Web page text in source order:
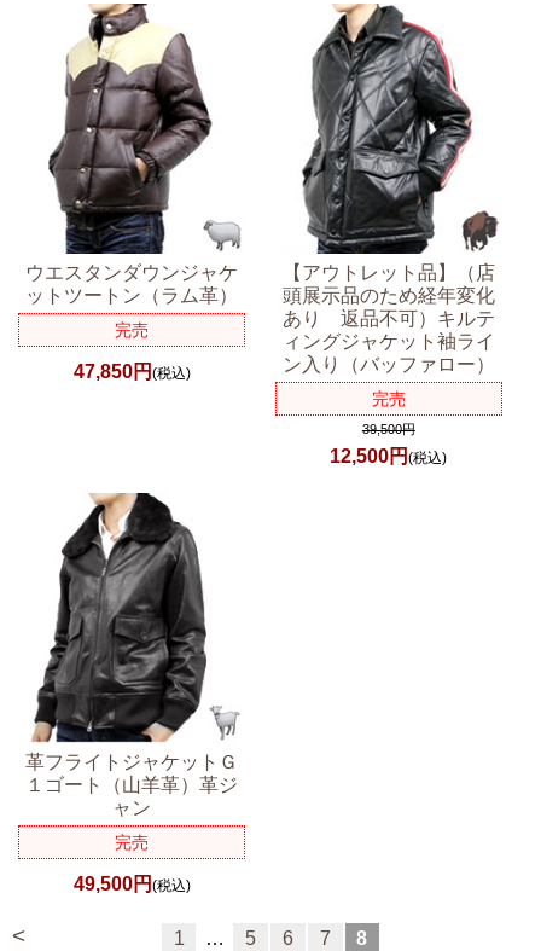
ウエスタンダウンジャケ
ットツートン（ラム革）
完売
47,850円 (税込)
【アウトレット品】（店
頭展示品のため経年変化
あり 返品不可）キルテ
ィングジャケット袖ライ
ン入り（バッファロー）
完売
39,500円
12,500円(税込)
革フライトジャケットＧ
１ゴート（山羊革）革ジ
ャン
完売
49,500円 (税込)
< 1 … 5 6 7 8